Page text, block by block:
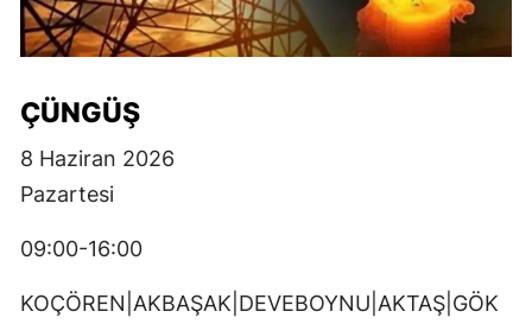
ÇÜNGÜŞ
8 Haziran 2026
Pazartesi
09:00-16:00
KOÇÖREN|AKBAŞAK|DEVEBOYNU|AKTAŞ|GÖK